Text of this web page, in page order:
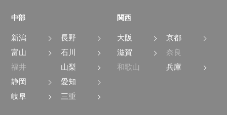
中部
新潟
長野
富山
石川
福井
山梨
静岡
愛知
岐阜
三重
関西
大阪
京都
滋賀
奈良
和歌山
兵庫